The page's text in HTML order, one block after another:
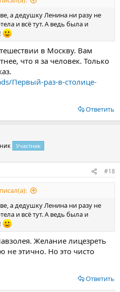
а дедушку Ленина ни разу не
и всё тут. А ведь была и
в Москву. Вам
что я за человек. Только
Первый-раз-в-столице-
Ответить
Участник
#18
а дедушку Ленина ни разу не
и всё тут. А ведь была и
Желание лицезреть
не этично. Но это чисто
Ответить